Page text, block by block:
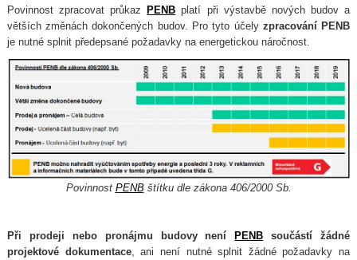
Povinnost zpracovat průkaz PENB platí při výstavbě nových budov a
větších změnách dokončených budov. Pro tyto účely zpracování PENB
je nutné splnit předepsané požadavky na energetickou náročnost.
Povinnost PENBštítku dle zákona 406/2000 Sb.
Při prodeji nebo pronájmu budovy není PENB součástí žádné
projektové dokumentace, ani není nutné splnit žádné požadavky na